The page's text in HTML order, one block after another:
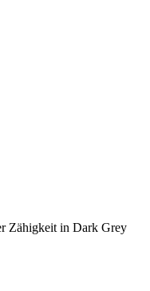
Zähigkeit in Dark Grey